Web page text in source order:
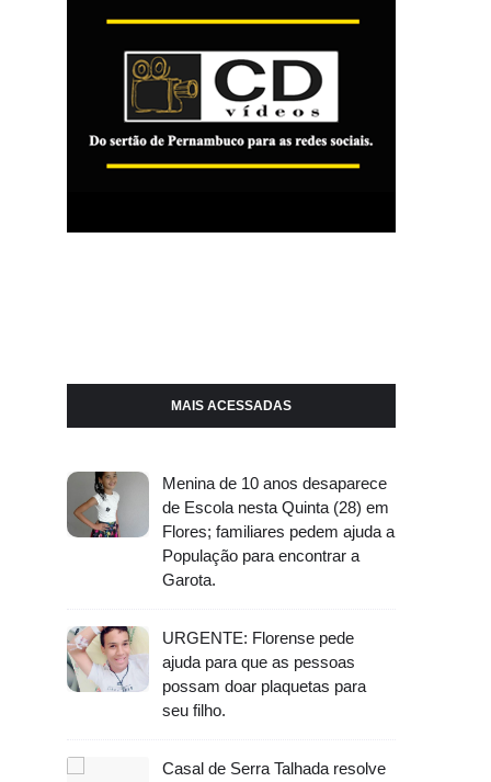
MAIS ACESSADAS
Menina de 10 anos desaparece
de Escola nesta Quinta (28) em
Flores; familiares pedem ajuda a
População para encontrar a
Garota.
URGENTE: Florense pede
ajuda para que as pessoas
possam doar plaquetas para
seu filho.
Casal de Serra Talhada resolve